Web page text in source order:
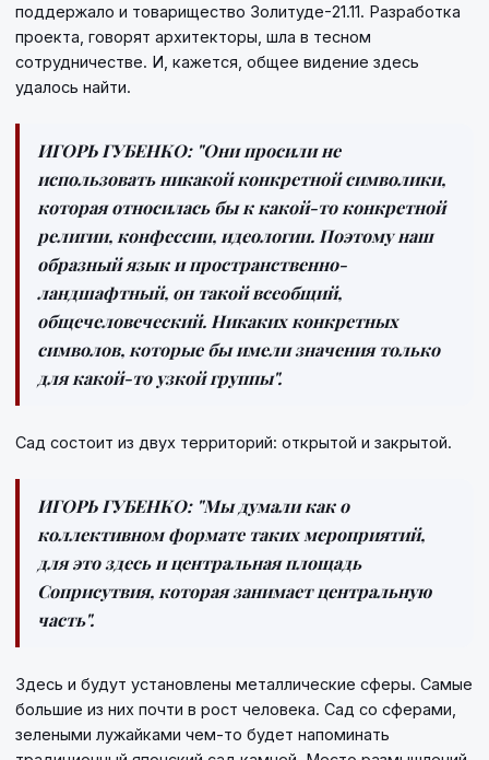
поддержало и товарищество Золитуде-21.11. Разработка
проекта, говорят архитекторы, шла в тесном
сотрудничестве. И, кажется, общее видение здесь
удалось найти.
ИГОРЬ ГУБЕНКО:"Они просили не
использовать никакой конкретной символики,
которая относилась бы к какой-то конкретной
религии, конфессии, идеологии. Поэтому наш
образный язык и пространственно-
ландшафтный, он такой всеобщий,
общечеловеческий. Никаких конкретных
символов, которые бы имели значения только
для какой-то узкой группы".
Сад состоит из двух территорий: открытой и закрытой.
ИГОРЬ ГУБЕНКО: "Мы думали как о
коллективном формате таких мероприятий,
для это здесь и центральная площадь
Соприсутвия, которая занимает центральную
часть".
Здесь и будут установлены металлические сферы. Самые
большие из них почти в рост человека. Сад со сферами,
зелеными лужайками чем-то будет напоминать